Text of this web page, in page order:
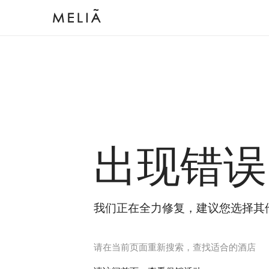
出现错误
我们正在全力修复，建议您选择其
请在当前页面重新搜索，查找适合的酒店